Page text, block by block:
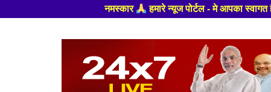
हमारे न्यूज पोर्टल - मे आपका स्वागत हैं ,यहाँ आपको हमेशा ताजा खबरों